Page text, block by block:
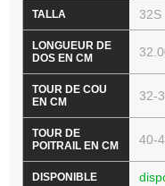
32S
32-
40-